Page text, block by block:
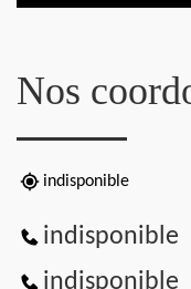
Nos
indisponible
indisponible
indisponible